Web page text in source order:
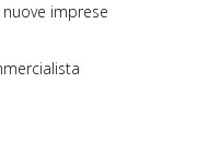
nuove imprese